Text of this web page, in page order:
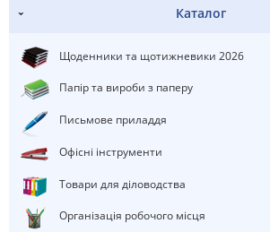
Каталог
Щоденники та щотижневики 2026
Папір та вироби з паперу
Письмове приладдя
Офісні інструменти
Товари для діловодства
Організація робочого місця